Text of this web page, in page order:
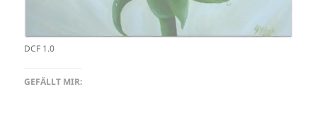
DCF 1.0
GEFÄLLT MIR: